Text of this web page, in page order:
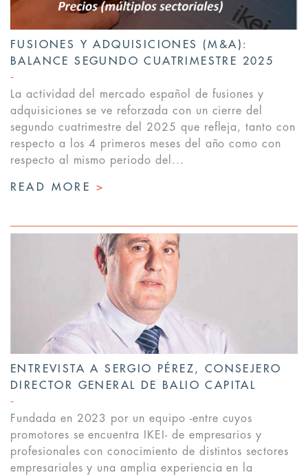
FUSIONES Y ADQUISICIONES (M&A):
BALANCE SEGUNDO CUATRIMESTRE 2025
La actividad del mercado español de fusiones y
adquisiciones se ve reforzada con un cierre del
segundo cuatrimestre del 2025 que refleja, tanto con
respecto a los 4 primeros meses del año como con
respecto al mismo periodo del...
READ MORE >
ENTREVISTA A SERGIO PÉREZ, CONSEJERO
DIRECTOR GENERAL DE BALIO CAPITAL
Fundada en 2023 por un equipo -entre cuyos
promotores se encuentra IKEI- de empresarios y
profesionales con conocimiento de distintos sectores
empresariales y una amplia experiencia en la